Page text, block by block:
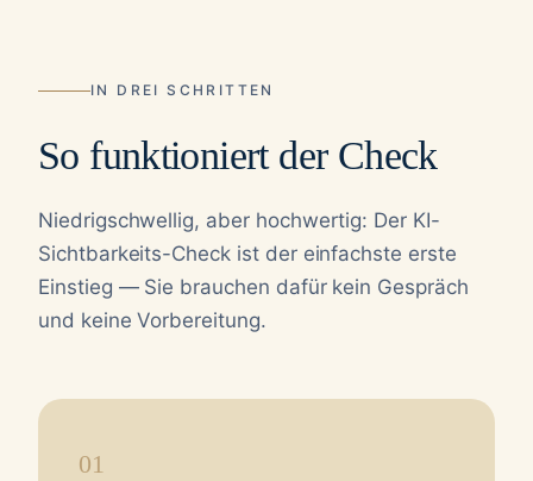
IN DREI SCHRITTEN
So funktioniert der Check
Niedrigschwellig, aber hochwertig: Der KI-
Sichtbarkeits-Check ist der einfachste erste
Einstieg — Sie brauchen dafür kein Gespräch
und keine Vorbereitung.
01